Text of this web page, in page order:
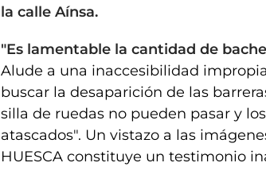
la calle Aínsa.
"Es lamentable la cantidad de
Alude a una inaccesibilidad
buscar la desaparición de las
silla de ruedas no pueden pasar y
atascados". Un vistazo a las
HUESCA constituye un testimonio